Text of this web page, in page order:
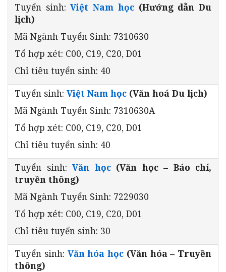
Tuyển sinh:Việt Nam học(Hướng dẫn Du
lịch)
Mã Ngành Tuyển Sinh: 7310630
Tổ hợp xét: C00, C19, C20, D01
Chỉ tiêu tuyển sinh: 40
Tuyển sinh: Việt Nam học (Văn hoá Du lịch)
Mã Ngành Tuyển Sinh: 7310630A
Tổ hợp xét: C00, C19, C20, D01
Chỉ tiêu tuyển sinh: 40
Tuyển sinh: Văn học(Văn học – Báo chí,
truyền thông)
Mã Ngành Tuyển Sinh: 7229030
Tổ hợp xét: C00, C19, C20, D01
Chỉ tiêu tuyển sinh: 30
Tuyển sinh: Văn hóa học (Văn hóa – Truyền
thông)